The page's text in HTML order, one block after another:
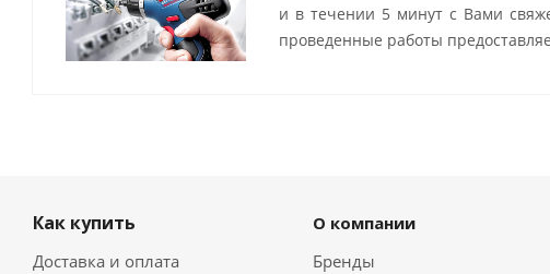
и в течении 5 минут с Вами
проведенные работы
Как купить
Доставка и оплата
О компании
Бренды